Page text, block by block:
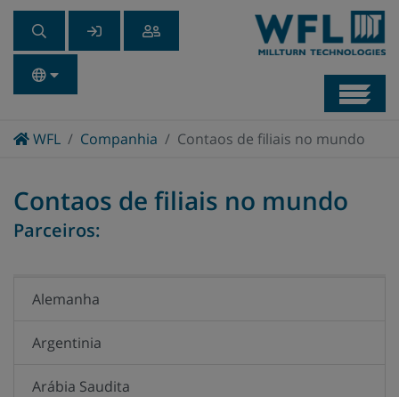
WFLHomeCompanhia Contaos de filiais no mundo
Contaos de filiais no mundo
Parceiros:
Alemanha
Argentinia
Arábia Saudita